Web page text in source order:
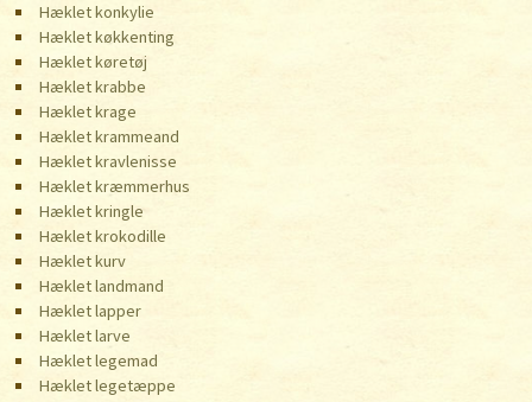
Hæklet konkylie
Hæklet køkkenting
Hæklet køretøj
Hæklet krabbe
Hæklet krage
Hæklet krammeand
Hæklet kravlenisse
Hæklet kræmmerhus
Hæklet kringle
Hæklet krokodille
Hæklet kurv
Hæklet landmand
Hæklet lapper
Hæklet larve
Hæklet legemad
Hæklet legetæppe